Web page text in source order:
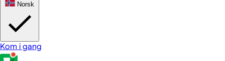
Norsk
Kom i gang